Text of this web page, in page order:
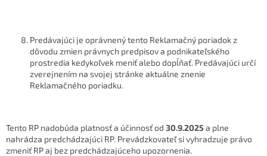
Predávajúci je oprávnený tento Reklamačný poriadok z
dôvodu zmien právnych predpisov a podnikateľského
prostredia kedykoľvek meniť alebo dopĺňať. Predávajúci určí
zverejnením na svojej stránke aktuálne znenie
Reklamačného poriadku.
Tento RP nadobúda platnosť a účinnosť od 30.9.2025 a plne
nahrádza predchádzajúci RP. Prevádzkovateľ si vyhradzuje právo
zmeniť RP aj bez predchádzajúceho upozornenia.